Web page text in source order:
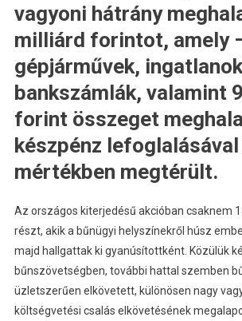
vagyoni hátrány
milliárd forintot, amely
gépjárművek,
bankszámlák, valamint
forint összeget
készpénz
mértékben megtérült.
Az országos kiterjedésű akcióban csaknem
részt, akik a bűnügyi helyszínekről húsz
majd hallgattak ki gyanúsítottként. Közülük
bűnszövetségben, további hattal szemben
üzletszerűen elkövetett, különösen nagy
költségvetési csalás elkövetésének